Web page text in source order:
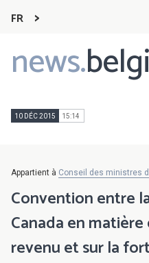
FR
news.
Main
navigation
10 DÉC 2015 15:14
Appartient à Conseil des ministres
Convention entre
Canada en
revenu et sur la